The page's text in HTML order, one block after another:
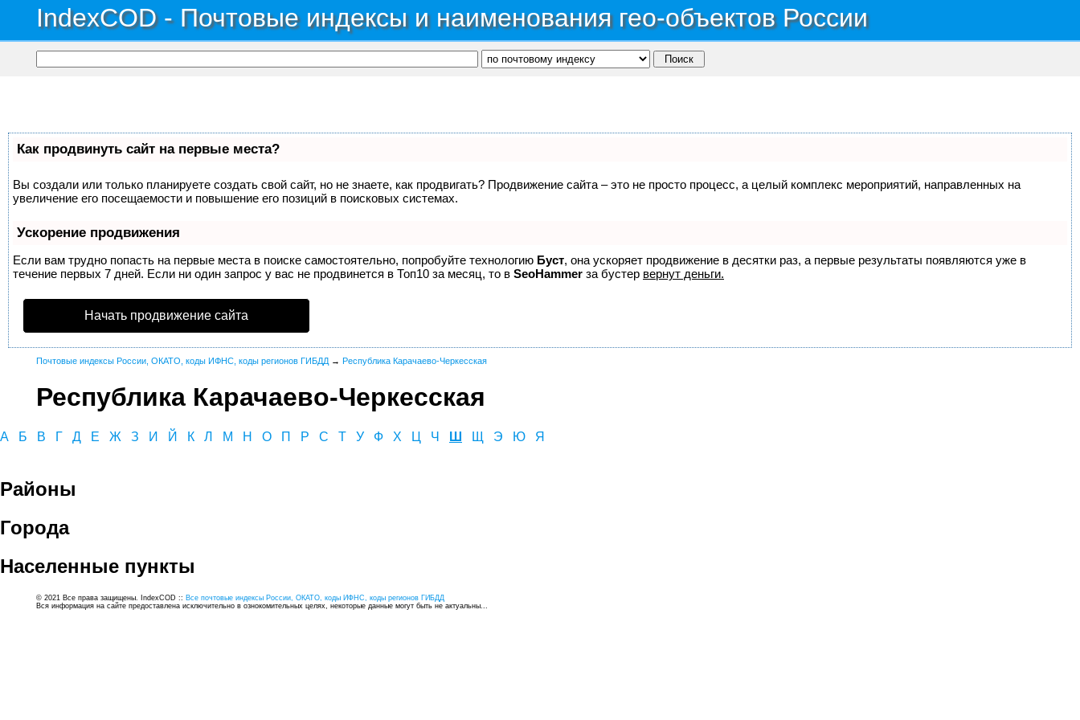
IndexCOD - Почтовые индексы и наименования гео-объектов России
Как продвинуть сайт на первые места?
Вы создали или только планируете создать свой сайт, но не знаете, как продвигать? Продвижение сайта – это не просто процесс, а целый комплекс мероприятий, направленных на
увеличение его посещаемости и повышение его позиций в поисковых системах.
Ускорение продвижения
Если вам трудно попасть на первые места в поиске самостоятельно, попробуйте технологию Буст, она ускоряет продвижение в десятки раз, а первые результаты появляются уже в
течение первых 7 дней. Если ни один запрос у вас не продвинется в Топ10 за месяц, то в SeoHammer за бустер вернут деньги.
Начать продвижение сайта
Почтовые индексы России, ОКАТО, коды ИФНС, коды регионов ГИБДД → Республика Карачаево-Черкесская
Республика Карачаево-Черкесская
А Б В Г Д Е Ж З И Й К Л М Н О П Р С Т У Ф Х Ц Ч Ш Щ Э Ю Я
Районы
Города
Населенные пункты
© 2021 Все права защищены. IndexCOD :: Все почтовые индексы России, ОКАТО, коды ИФНС, коды регионов ГИБДД
Вся информация на сайте предоставлена исключительно в ознокомительных целях, некоторые данные могут быть не актуальны...